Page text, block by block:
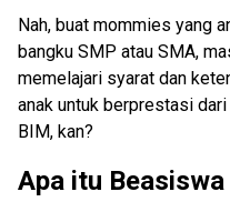
Nah, buat mommies yang
bangku SMP atau SMA,
memelajari syarat dan
anak untuk berprestasi
BIM, kan?
Apa itu